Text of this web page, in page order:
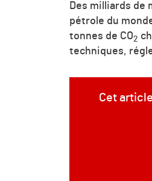
Des milliards de
pétrole du
tonnes de CO2
techniques,
Cet